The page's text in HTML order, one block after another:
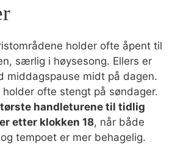
holder ofte åpent til
særlig i høysesong. Ellers er
middagspause midt på dagen.
ofte stengt på søndager.
handleturene til tidlig
etter klokken 18, når både
tempoet er mer behagelig.